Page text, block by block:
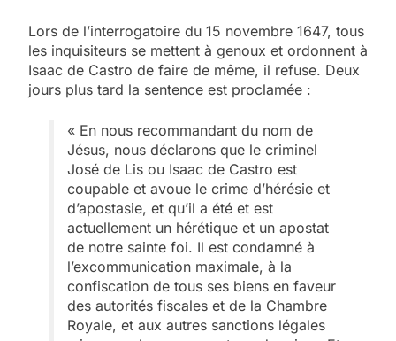
Lors de l’interrogatoire du 15 novembre 1647, tous
les inquisiteurs se mettent à genoux et ordonnent à
Isaac de Castro de faire de même, il refuse. Deux
jours plus tard la sentence est proclamée :
« En nous recommandant du nom de
Jésus, nous déclarons que le criminel
José de Lis ou Isaac de Castro est
coupable et avoue le crime d’hérésie et
d’apostasie, et qu’il a été et est
actuellement un hérétique et un apostat
de notre sainte foi. Il est condamné à
l’excommunication maximale, à la
confiscation de tous ses biens en faveur
des autorités fiscales et de la Chambre
Royale, et aux autres sanctions légales